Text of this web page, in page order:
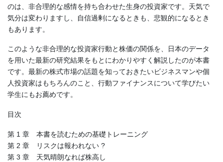
のは、非合理的な感情を持ち合わせた生身の投資家です。天気で
気分は変わりますし、自信過剰になるときも、悲観的になるとき
もあります。
このような非合理的な投資家行動と株価の関係を、日本のデータ
を用いた最新の研究結果をもとにわかりやすく解説したのが本書
です。最新の株式市場の話題を知っておきたいビジネスマンや個
人投資家はもちろんのこと、行動ファイナンスについて学びたい
学生にもお薦めです。
目次
第 1 章 本書を読むための基礎トレーニング
第 2 章 リスクは報われない ?
第 3 章 天気晴朗なれば株高し